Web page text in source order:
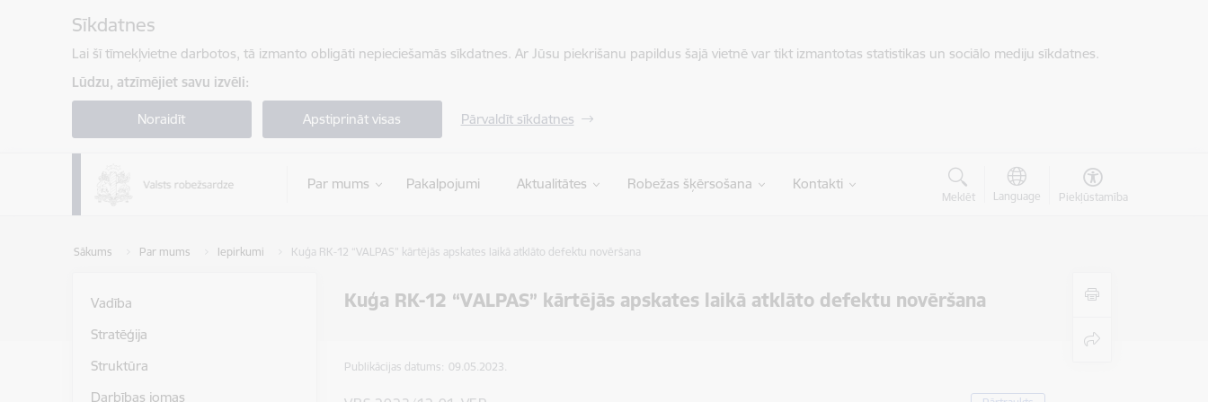
Sīkdatnes
Lai šī tīmekļvietne darbotos, tā izmanto obligāti nepieciešamās sīkdatnes. Ar Jūsu piekrišanu papildus šajā vietnē var tikt izmantotas statistikas un sociālo mediju sīkdatnes.
Lūdzu, atzīmējiet savu izvēli:
Noraidīt Apstiprināt visas Pārvaldīt sīkdatnes
Par mums Pakalpojumi Aktualitātes Robežas šķērsošana Kontakti
Meklēt Language Piekļūstamība
Sākums Par mums Iepirkumi Kuģa RK-12 “VALPAS” kārtējās apskates laikā atklāto defektu novēršana
Kuģa RK-12 “VALPAS” kārtējās apskates laikā atklāto defektu novēršana
Vadība
Stratēģija
Struktūra
Darbības jomas
Publikācijas datums: 09.05.2023.